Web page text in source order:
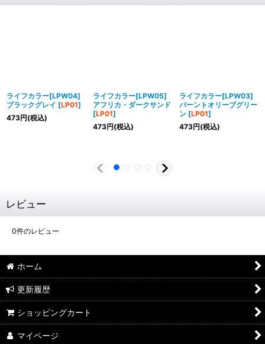
ライフカラー[LPW04]
ブラックグレイ [LP01]
473円(税込)
ライフカラー[LPW05]
アフリカ・ダークサンド
[LP01]
473円(税込)
ライフカラー[LPW03]
バーントオリーブグリー
ン [LP01]
473円(税込)
レビュー
0件のレビュー
ホーム
更新履歴
ショッピングカート
マイページ